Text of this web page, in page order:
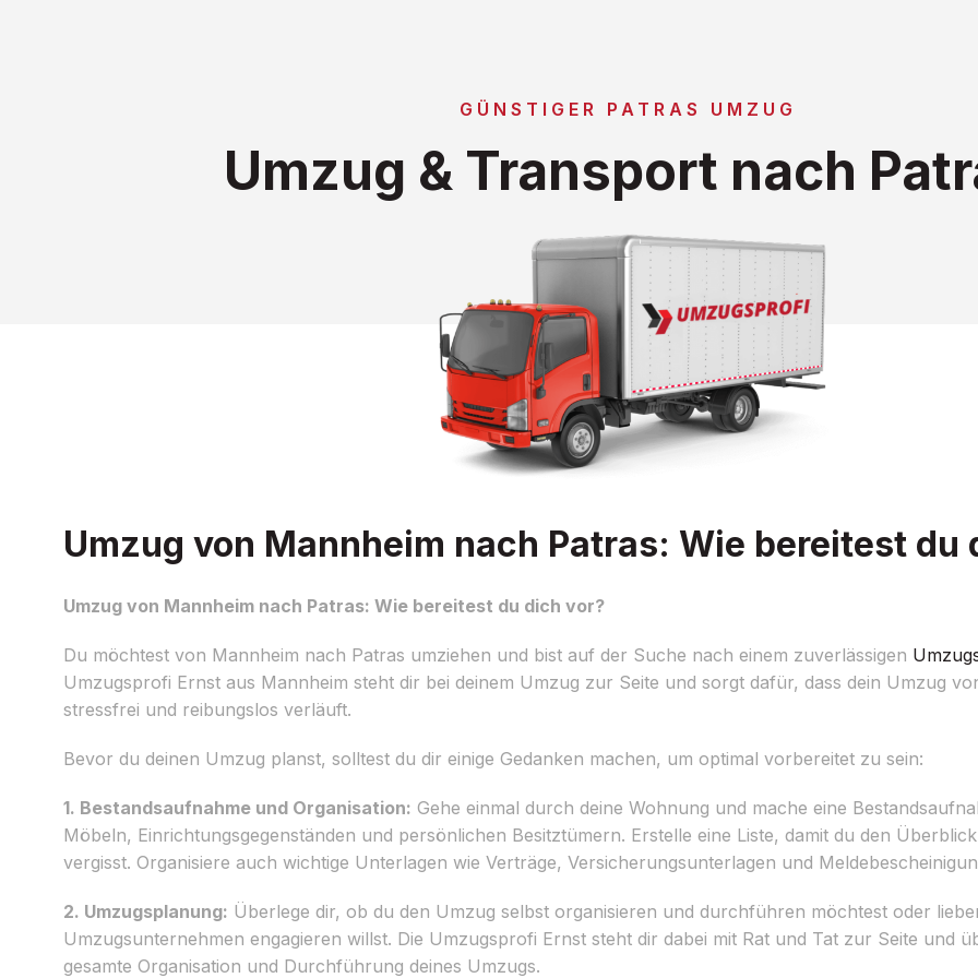
GÜNSTIGER PATRAS UMZUG
Umzug & Transport nach
Umzug von Mannheim nach Patras: Wie bereitest du
Umzug von Mannheim nach Patras: Wie bereitest du dich vor?
Du möchtest von Mannheim nach Patras umziehen und bist auf der Suche nach einem zuverlässigen
Umzugsprofi Ernst aus Mannheim steht dir bei deinem Umzug zur Seite und sorgt dafür, dass dein Umzug
stressfrei und reibungslos verläuft.
Bevor du deinen Umzug planst, solltest du dir einige Gedanken machen, um optimal vorbereitet zu sein:
1. Bestandsaufnahme und Organisation: Gehe einmal durch deine Wohnung und mache eine
Möbeln, Einrichtungsgegenständen und persönlichen Besitztümern. Erstelle eine Liste, damit du den
vergisst. Organisiere auch wichtige Unterlagen wie Verträge, Versicherungsunterlagen und
2. Umzugsplanung: Überlege dir, ob du den Umzug selbst organisieren und durchführen möchtest oder
Umzugsunternehmen engagieren willst. Die Umzugsprofi Ernst steht dir dabei mit Rat und Tat zur Seite und
gesamte Organisation und Durchführung deines Umzugs.